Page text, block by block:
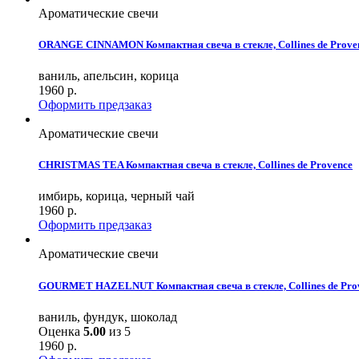
Ароматические свечи
ORANGE CINNAMON Компактная свеча в стекле, Collines de
ваниль, апельсин, корица
1960 р.
Оформить предзаказ
Ароматические свечи
CHRISTMAS TEA Компактная свеча в стекле, Collines de Provence
имбирь, корица, черный чай
1960 р.
Оформить предзаказ
Ароматические свечи
GOURMET HAZELNUT Компактная свеча в стекле, Collines de
ваниль, фундук, шоколад
Оценка 5.00 из 5
1960 р.